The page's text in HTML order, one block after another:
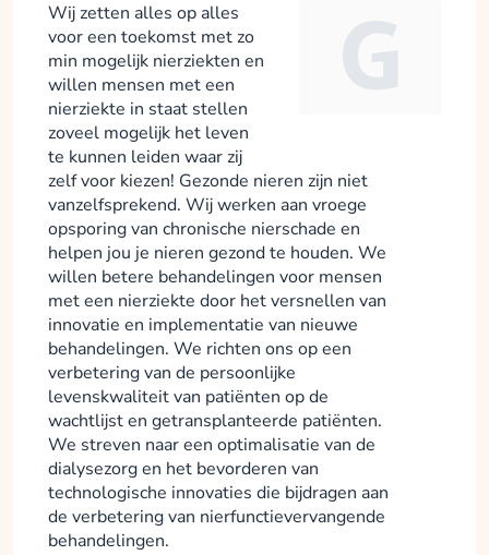
Wij zetten alles op alles
voor een toekomst met zo
min mogelijk nierziekten en
willen mensen met een
nierziekte in staat stellen
zoveel mogelijk het leven
te kunnen leiden waar zij
zelf voor kiezen! Gezonde nieren zijn niet
vanzelfsprekend. Wij werken aan vroege
opsporing van chronische nierschade en
helpen jou je nieren gezond te houden. We
willen betere behandelingen voor mensen
met een nierziekte door het versnellen van
innovatie en implementatie van nieuwe
behandelingen. We richten ons op een
verbetering van de persoonlijke
levenskwaliteit van patiënten op de
wachtlijst en getransplanteerde patiënten.
We streven naar een optimalisatie van de
dialysezorg en het bevorderen van
technologische innovaties die bijdragen aan
de verbetering van nierfunctievervangende
behandelingen.